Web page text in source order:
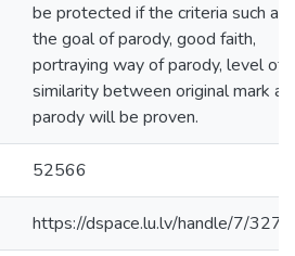
be protected if the criteria such as
the goal of parody, good faith,
portraying way of parody, level of
similarity between original mark
parody will be proven.
52566
https://dspace.lu.lv/handle/7/